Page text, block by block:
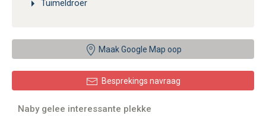
Tuimeldroër
Maak Google Map oop
Besprekings navraag
Naby gelee interessante plekke